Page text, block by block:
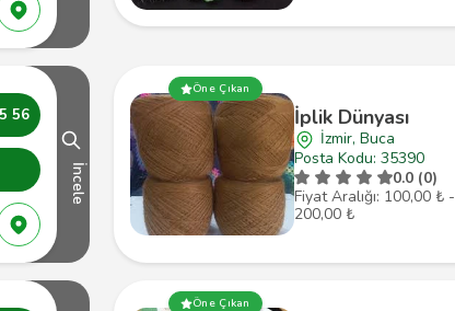
56
İncele
Öne Çıkan
İplik Dünyası
İzmir, Buca
Posta Kodu: 35390
0.0 (0)
Fiyat Aralığı: 100,00 ₺ -
200,00 ₺
Öne Çıkan